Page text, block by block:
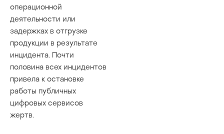
операционной
деятельности или
задержках в отгрузке
продукции в результате
инцидента. Почти
половина всех инцидентов
привела к остановке
работы публичных
цифровых сервисов
жертв.